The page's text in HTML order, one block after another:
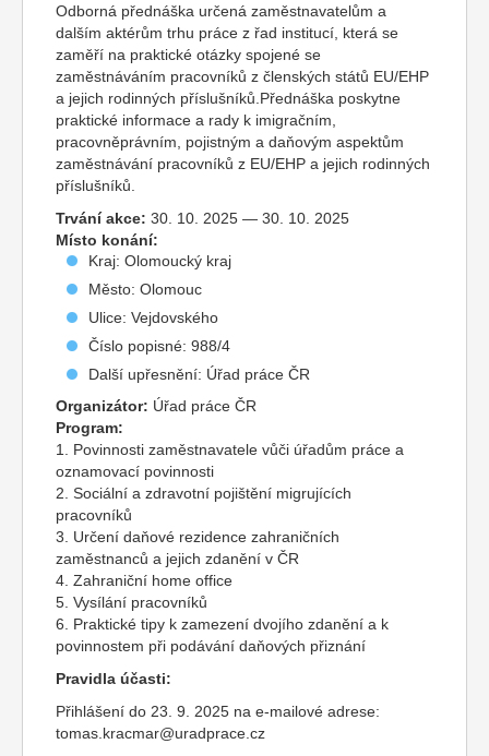
Odborná přednáška určená zaměstnavatelům a
dalším aktérům trhu práce z řad institucí, která se
zaměří na praktické otázky spojené se
zaměstnáváním pracovníků z členských států EU/EHP
a jejich rodinných příslušníků.Přednáška poskytne
praktické informace a rady k imigračním,
pracovněprávním, pojistným a daňovým aspektům
zaměstnávání pracovníků z EU/EHP a jejich rodinných
příslušníků.
Trvání akce: 30. 10. 2025 — 30. 10. 2025
Místo konání:
Kraj: Olomoucký kraj
Město: Olomouc
Ulice: Vejdovského
Číslo popisné: 988/4
Další upřesnění: Úřad práce ČR
Organizátor: Úřad práce ČR
Program:
1. Povinnosti zaměstnavatele vůči úřadům práce a
oznamovací povinnosti
2. Sociální a zdravotní pojištění migrujících
pracovníků
3. Určení daňové rezidence zahraničních
zaměstnanců a jejich zdanění v ČR
4. Zahraniční home office
5. Vysílání pracovníků
6. Praktické tipy k zamezení dvojího zdanění a k
povinnostem při podávání daňových přiznání
Pravidla účasti:
Přihlášení do 23. 9. 2025 na e-mailové adrese:
tomas.kracmar@uradprace.cz